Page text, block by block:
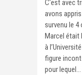
C'est avec
avons
survenu le 4
Marcel était
à
figure
pour lequel...